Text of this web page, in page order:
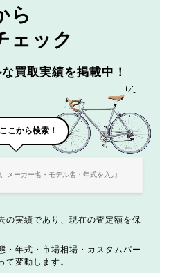
ら
ェック
買取実績を掲載中！
こから検索！
の実績であり、現在の査定額を保
・年式・市場相場・カスタムパー
て変動します。